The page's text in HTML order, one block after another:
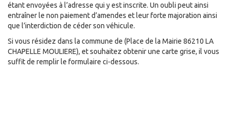
étant envoyées à l’adresse qui y est inscrite. Un oubli peut ainsi
entraîner le non paiement d’amendes et leur forte majoration ainsi
que l’interdiction de céder son véhicule.
Si vous résidez dans la commune de (Place de la Mairie 86210 LA
CHAPELLE MOULIERE), et souhaitez obtenir une carte grise, il vous
suffit de remplir le formulaire ci-dessous.